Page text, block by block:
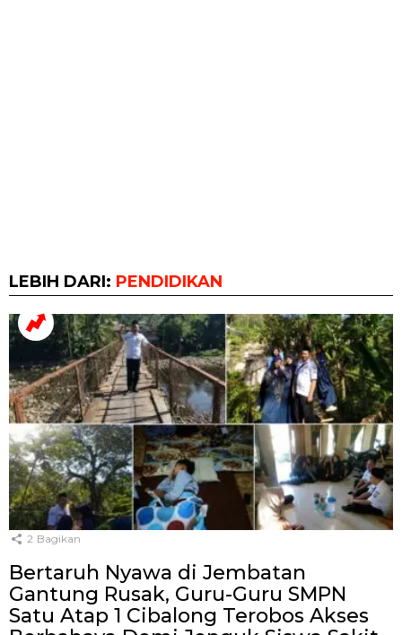
LEBIH DARI: PENDIDIKAN
2 Bagikan
Bertaruh Nyawa di Jembatan
Gantung Rusak, Guru-Guru SMPN
Satu Atap 1 Cibalong Terobos Akses